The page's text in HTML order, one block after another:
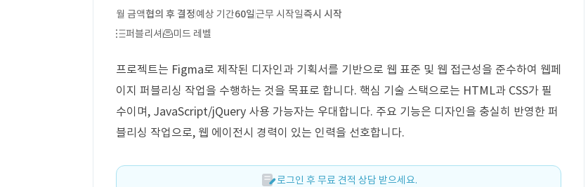
월 금액협의 후 결정예상 기간60일근무 시작일즉시 시작
퍼블리셔
미드 레벨
프로젝트는 Figma로 제작된 디자인과 기획서를 기반으로 웹 표준 및 웹 접근성을 준수하여 웹페
이지 퍼블리싱 작업을 수행하는 것을 목표로 합니다. 핵심 기술 스택으로는 HTML과 CSS가 필
수이며, JavaScript/jQuery 사용 가능자는 우대합니다. 주요 기능은 디자인을 충실히 반영한 퍼
블리싱 작업으로, 웹 에이전시 경력이 있는 인력을 선호합니다.
로그인 후 무료 견적 상담 받으세요.